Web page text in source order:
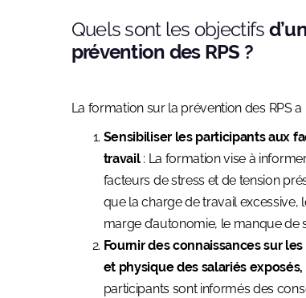
Quels sont les objectifs
prévention des RPS ?
La formation sur la prévention des RPS
Sensibiliser les participants aux
travail: La formation vise à
facteurs de stress et de tension
que la charge de travail excessive,
marge d’autonomie, le manque de
Fournir des connaissances sur
et physique des salariés
participants sont informés des